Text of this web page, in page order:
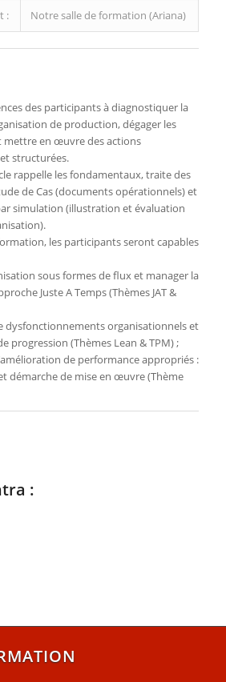
: Notre salle de formation (Ariana)
des participants à diagnostiquer la
de production, dégager les
mettre en œuvre des actions
structurées.
rappelle les fondamentaux, traite des
de Cas (documents opérationnels) et
simulation (illustration et évaluation
les participants seront capables
sous formes de flux et manager la
Juste A Temps (Thèmes JAT &
dysfonctionnements organisationnels et
progression (Thèmes Lean & TPM) ;
de performance appropriés :
démarche de mise en œuvre (Thème
: